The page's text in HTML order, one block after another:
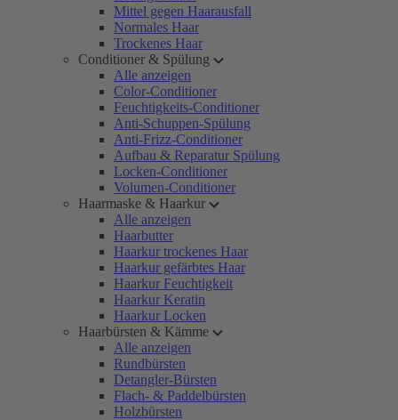
Mittel gegen Haarausfall
Normales Haar
Trockenes Haar
Conditioner & Spülung
Alle anzeigen
Color-Conditioner
Feuchtigkeits-Conditioner
Anti-Schuppen-Spülung
Anti-Frizz-Conditioner
Aufbau & Reparatur Spülung
Locken-Conditioner
Volumen-Conditioner
Haarmaske & Haarkur
Alle anzeigen
Haarbutter
Haarkur trockenes Haar
Haarkur gefärbtes Haar
Haarkur Feuchtigkeit
Haarkur Keratin
Haarkur Locken
Haarbürsten & Kämme
Alle anzeigen
Rundbürsten
Detangler-Bürsten
Flach- & Paddelbürsten
Holzbürsten